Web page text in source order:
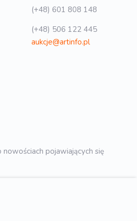
(+48) 601 808 148
(+48) 506 122 445
aukcje@artinfo.pl
pojawiających się